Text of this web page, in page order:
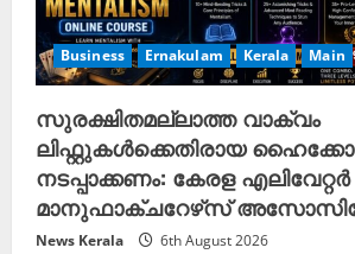
Business Ernakulam Kerala Main
സുരക്ഷിതമല്ലാത്ത വാക്വം
ലിഫ്റ്റുകൾക്കെതിരായ
നടപ്പാക്കണം: കേരള എലിവേറ്റർ
മാനുഫാക്ചറേഴ്‌സ്
News Kerala 6th August 2026